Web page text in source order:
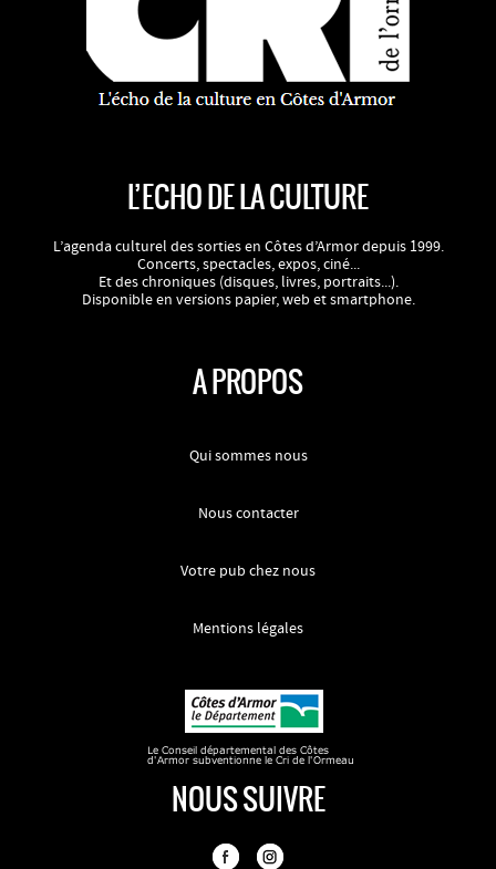
L’ECHO DE LA CULTURE
L’agenda culturel des sorties en Côtes d’Armor depuis 1999.
Concerts, spectacles, expos, ciné...
Et des chroniques (disques, livres, portraits...).
Disponible en versions papier, web et smartphone.
A PROPOS
Qui sommes nous
Nous contacter
Votre pub chez nous
Mentions légales
NOUS SUIVRE